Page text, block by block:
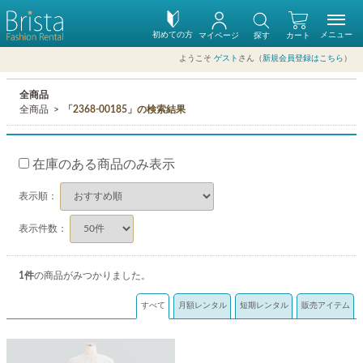
初めての方 カート
マイページ 探す
ようこそ ゲスト さん（新規会員登録はこちら ）
メニュー
全商品
全商品
「2368-00185」の検索結果
在庫のある商品のみ表示
表示順：
表示件数：
1件の商品がみつかりました。
すべて 月額レンタル 短期レンタル 販売アイテム